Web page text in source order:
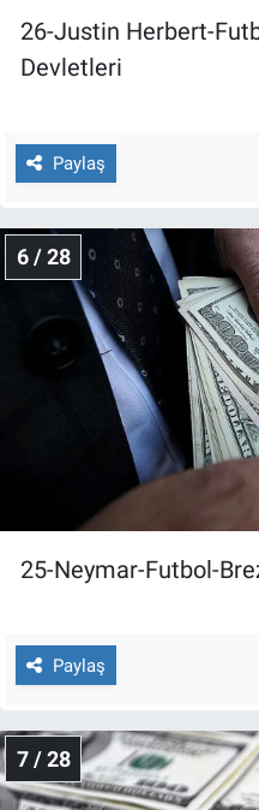
26-Justin Herbert-
Devletleri
Paylaş
6 / 28
25-Neymar-Futbol-
Paylaş
7 / 28